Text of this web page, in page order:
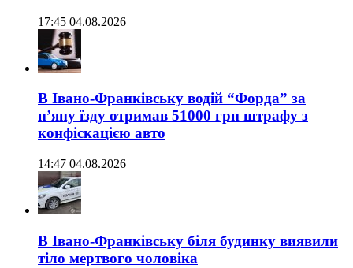
17:45 04.08.2026
В Івано-Франківську водій “Форда” за
п’яну їзду отримав 51000 грн штрафу з
конфіскацією авто
14:47 04.08.2026
В Івано-Франківську біля будинку виявили
тіло мертвого чоловіка